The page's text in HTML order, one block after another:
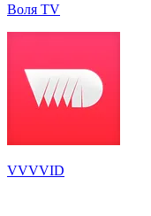
Воля TV
VVVVID